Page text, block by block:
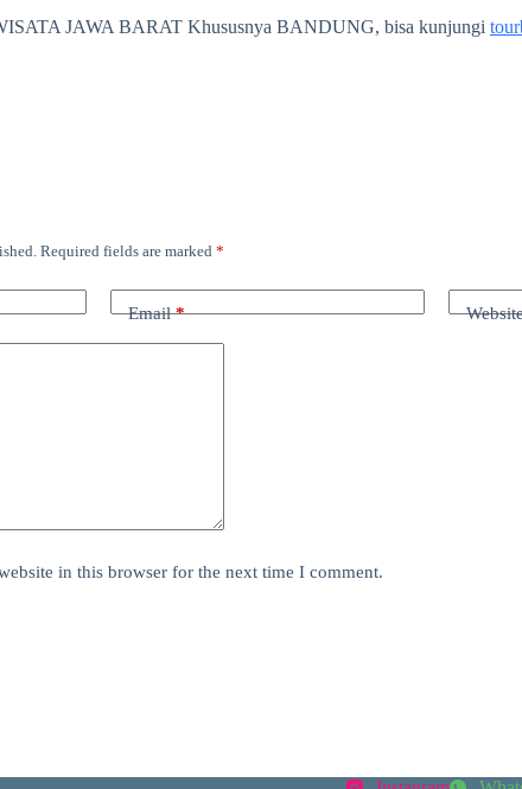
JAWA BARAT Khususnya BANDUNG, bisa kunjungi
Required fields are marked *
Email*
in this browser for the next time I comment.